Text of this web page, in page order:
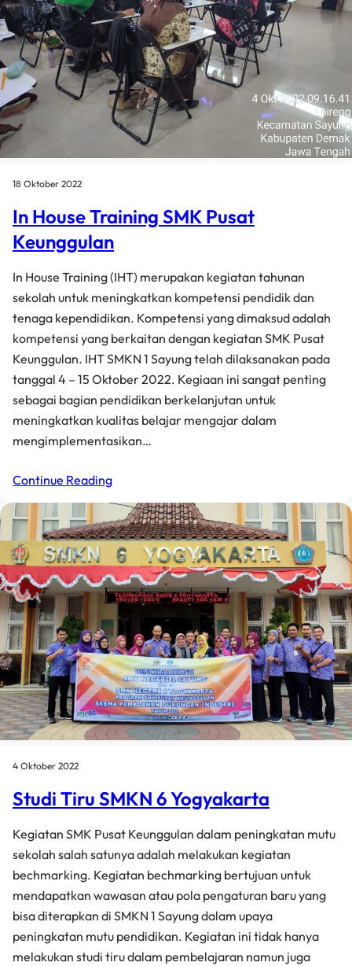
18 Oktober 2022
In House Training SMK Pusat
Keunggulan
In House Training (IHT) merupakan kegiatan tahunan
sekolah untuk meningkatkan kompetensi pendidik dan
tenaga kependidikan. Kompetensi yang dimaksud adalah
kompetensi yang berkaitan dengan kegiatan SMK Pusat
Keunggulan. IHT SMKN 1 Sayung telah dilaksanakan pada
tanggal 4 – 15 Oktober 2022. Kegiaan ini sangat penting
sebagai bagian pendidikan berkelanjutan untuk
meningkatkan kualitas belajar mengajar dalam
mengimplementasikan…
Continue Reading
4 Oktober 2022
Studi Tiru SMKN 6 Yogyakarta
Kegiatan SMK Pusat Keunggulan dalam peningkatan mutu
sekolah salah satunya adalah melakukan kegiatan
bechmarking. Kegiatan bechmarking bertujuan untuk
mendapatkan wawasan atau pola pengaturan baru yang
bisa diterapkan di SMKN 1 Sayung dalam upaya
peningkatan mutu pendidikan. Kegiatan ini tidak hanya
melakukan studi tiru dalam pembelajaran namun juga